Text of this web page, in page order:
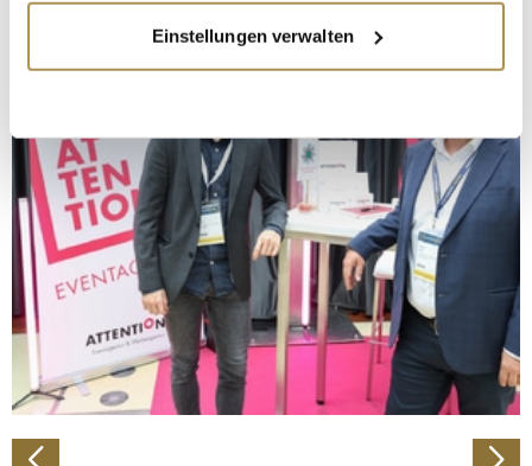
Informationen über Ihre geografische Lage
erfassen, welche bis auf einige Meter genau sein
bestimmten Merkmalen (Fingerprinting) identifizieren
Erfahren Sie mehr darüber, wie Ihre persönlichen Daten
verarbeitet werden, und legen Sie Ihre Präferenzen im
Abschnitt Einzelheiten
fest.
Wir verwenden Cookies, um Inhalte und Anzeigen zu
personalisieren, Funktionen für soziale Medien anbieten
zu können und die Zugriffe auf unsere Website zu
analysieren. Außerdem geben wir Informationen zu Ihrer
Verwendung unserer Website an unsere Partner für
soziale Medien, Werbung und Analysen weiter. Unsere
Einstellungen verwalten